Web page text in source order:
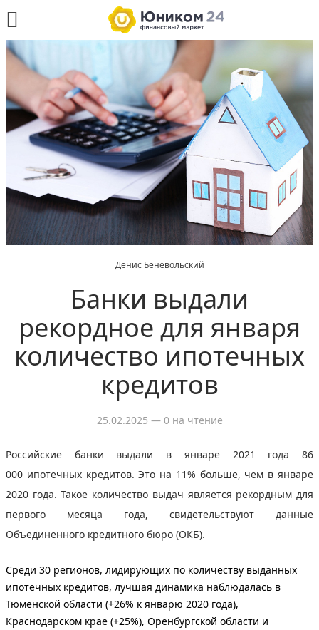
Денис Беневольский
Банки выдали
рекордное для января
количество ипотечных
кредитов
25.02.2025 — 0 на чтение
Российские банки выдали в январе 2021 года 86
000 ипотечных кредитов. Это на 11% больше, чем в январе
2020 года. Такое количество выдач является рекордным для
первого месяца года, свидетельствуют данные
Объединенного кредитного бюро (ОКБ).
Среди 30 регионов, лидирующих по количеству выданных
ипотечных кредитов, лучшая динамика наблюдалась в
Тюменской области (+26% к январю 2020 года),
Краснодарском крае (+25%), Оренбургской области и